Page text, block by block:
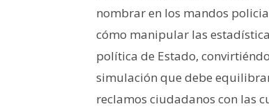
nombrar en los mandos
cómo manipular las
política de Estado,
simulación que debe
reclamos ciudadanos con las